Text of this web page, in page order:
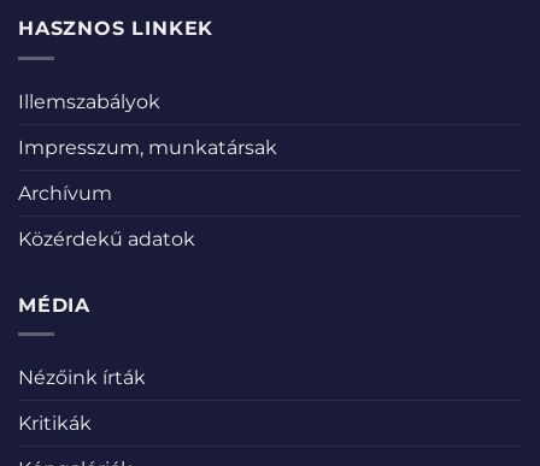
HASZNOS LINKEK
Illemszabályok
Impresszum, munkatársak
Archívum
Közérdekű adatok
MÉDIA
Nézőink írták
Kritikák